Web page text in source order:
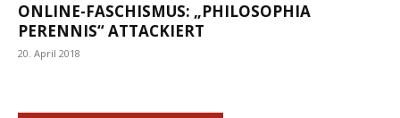
ONLINE-FASCHISMUS: „PHILOSOPHIA
PERENNIS“ ATTACKIERT
20. April 2018